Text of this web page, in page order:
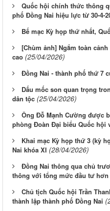
Quốc hội chính thức thông
phố Đồng Nai hiệu lực từ 30-4-
Bế mạc Kỳ họp thứ nhất,
[Chùm ảnh] Ngắm toàn
cao (25/04/2026)
Đồng Nai - thành phố thứ 7
Dấu mốc son quan trọng
dân tộc (25/04/2026)
Ông Đỗ Mạnh Cường được
phòng Đoàn Đại biểu Quốc hội
Khai mạc Kỳ họp thứ 3 (kỳ
Nai khóa XI (28/04/2026)
Đồng Nai thông qua chủ
thông với tổng mức đầu tư hơn
Chủ tịch Quốc hội Trần
thành lập thành phố Đồng Nai